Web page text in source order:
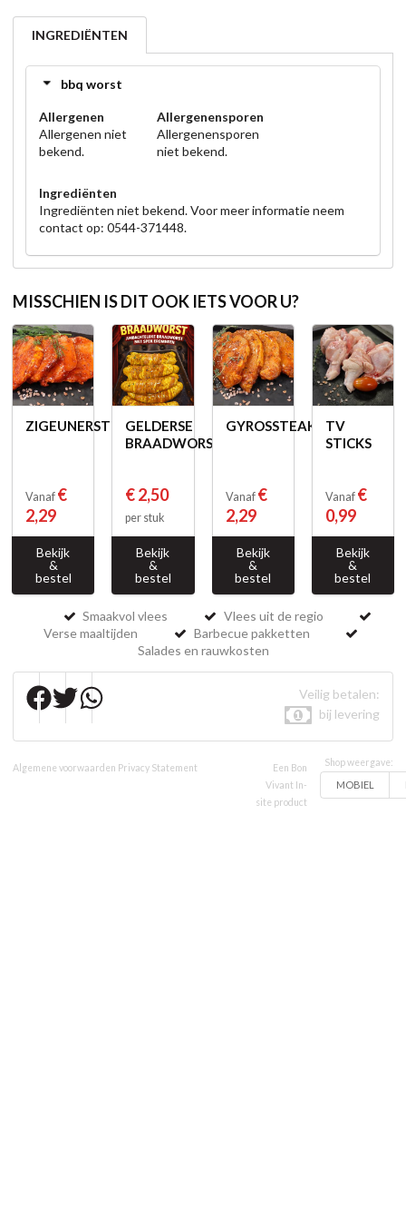
INGREDIËNTEN
bbq worst
Allergenen
Allergenen niet
bekend.
Allergenensporen
Allergenensporen
niet bekend.
Ingrediënten
Ingrediënten niet bekend. Voor meer informatie neem
contact op: 0544-371448.
MISSCHIEN IS DIT OOK IETS VOOR U?
ZIGEUNERSTEAK
Vanaf €
2,29
Bekijk
&
bestel
GELDERSE
BRAADWORST
€ 2,50
per stuk
Bekijk
&
bestel
GYROSSTEAK
Vanaf €
2,29
Bekijk
&
bestel
TV
STICKS
Vanaf €
0,99
Bekijk
&
bestel
Smaakvol vlees
Vlees uit de regio
Verse maaltijden
Barbecue pakketten
Salades en rauwkosten
Veilig betalen:
bij levering
Algemene voorwaarden Privacy Statement
Een Bon
Vivant In-
site product
Shop weergave:
MOBIEL